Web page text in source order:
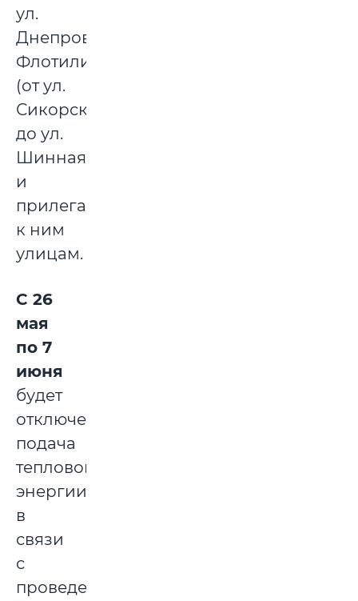
ул.
Днепровской
Флотилии
(от ул.
Сикорского
до ул.
Шинная)
и
прилегающим
к ним
улицам.
С 26
мая
по 7
июня
будет
отключена
подача
тепловой
энергии
в
связи
с
проведением